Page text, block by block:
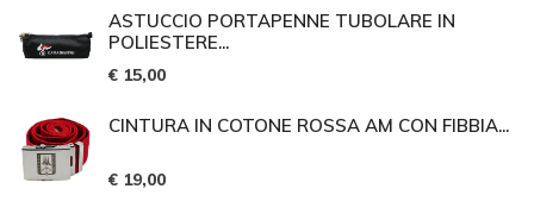
ASTUCCIO PORTAPENNE TUBOLARE IN
POLIESTERE...
€ 15,00
CINTURA IN COTONE ROSSA AM CON FIBBIA...
€ 19,00